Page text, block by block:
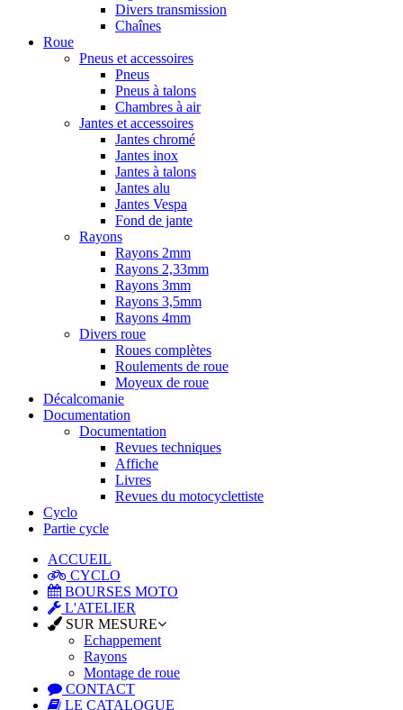
Divers transmission
Chaînes
Roue
Pneus et accessoires
Pneus
Pneus à talons
Chambres à air
Jantes et accessoires
Jantes chromé
Jantes inox
Jantes à talons
Jantes alu
Jantes Vespa
Fond de jante
Rayons
Rayons 2mm
Rayons 2,33mm
Rayons 3mm
Rayons 3,5mm
Rayons 4mm
Divers roue
Roues complètes
Roulements de roue
Moyeux de roue
Décalcomanie
Documentation
Documentation
Revues techniques
Affiche
Livres
Revues du motocyclettiste
Cyclo
Partie cycle
ACCUEIL
CYCLO
BOURSES MOTO
L'ATELIER
SUR MESURE
Echappement
Rayons
Montage de roue
CONTACT
LE CATALOGUE